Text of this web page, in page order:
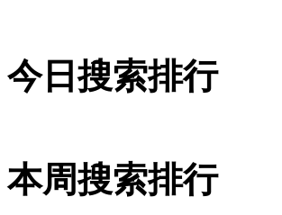
今日搜索排行
本周搜索排行